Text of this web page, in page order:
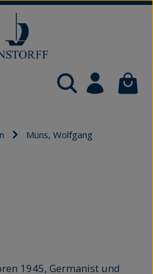
Müns, Wolfgang
1945, Germanist und